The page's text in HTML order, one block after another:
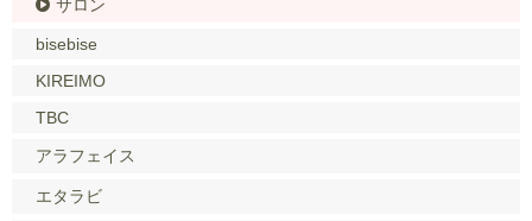
サロン
bisebise
KIREIMO
TBC
アラフェイス
エタラビ